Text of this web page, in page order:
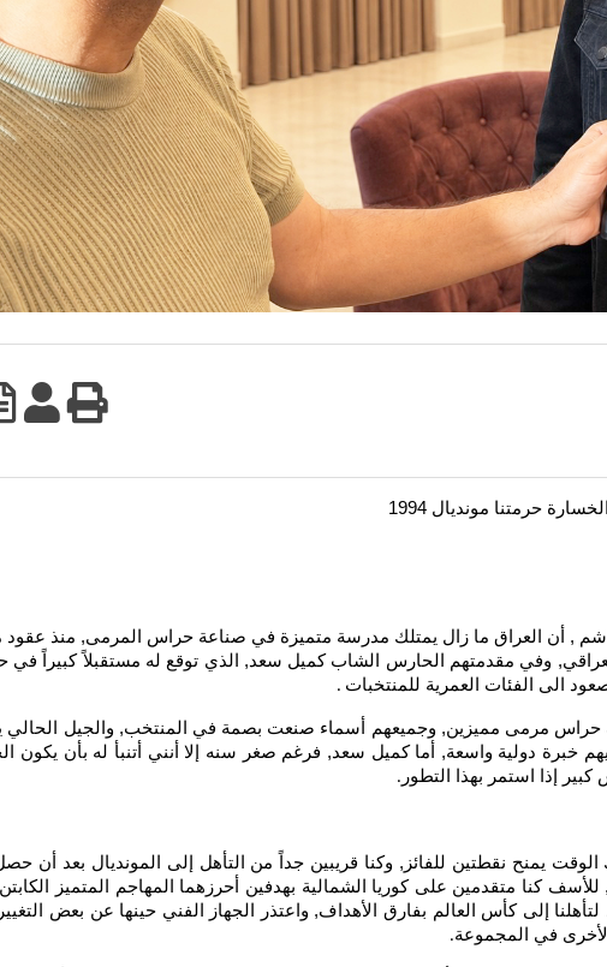
حرمتنا مونديال 1994
, أن العراق ما زال يمتلك مدرسة متميزة في صناعة حراس المرمى, منذ
وفي مقدمتهم الحارس الشاب كميل سعد, الذي توقع له مستقبلاً كبيراً في
الى الفئات العمرية للمنتخبات .
حراس مرمى مميزين, وجميعهم أسماء صنعت بصمة في المنتخب, والجيل
خبرة دولية واسعة, أما كميل سعد, فرغم صغر سنه إلا أنني أتنبأ له بأن يكون
إذا استمر بهذا التطور .
1994 كان نظام البطولة في ذلك الوقت يمنح نقطتين للفائز, وكنا قريبين جداً من التأهل إلى
كنا متقدمين على كوريا الشمالية بهدفين أحرزهما المهاجم المتميز
المباراة بالتعادل فقط لتأهلنا إلى كأس العالم بفارق الأهداف, واعتذر الجهاز الفني حينها
الأخرى في المجموعة.